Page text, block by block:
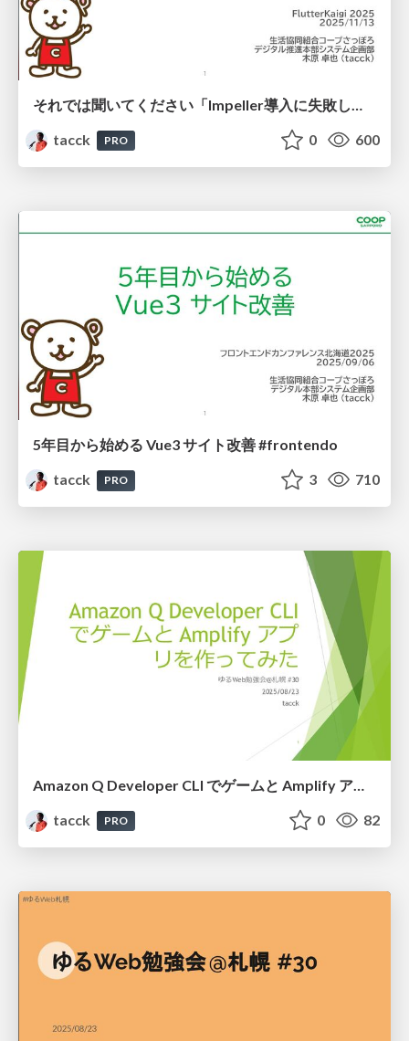
それでは聞いてください「Impeller導入に失敗しました」 #FlutterKaigi #skia
tacck
PRO 0 600
5年目から始める Vue3 サイト改善 #frontendo
tacck
PRO 3 710
Amazon Q Developer CLI でゲームと Amplify アプリを作ってみた #ゆるWeb札幌
tacck
PRO 0 82